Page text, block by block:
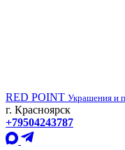
RED POINT Украшения и
г. Красноярск
+79504243787